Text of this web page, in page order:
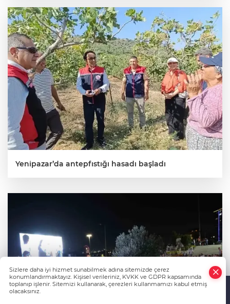
Yenipazar’da antepfıstığı hasadı başladı
Sizlere daha iyi hizmet sunabilmek adına sitemizde çerez
konumlandırmaktayız. Kişisel verileriniz, KVKK ve GDPR kapsamında
toplanıp işlenir. Sitemizi kullanarak, çerezleri kullanmamızı kabul etmiş
olacaksınız.